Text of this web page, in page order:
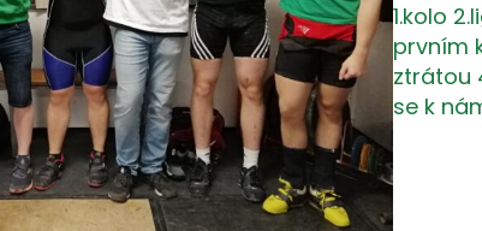
1.kolo
prvním
ztrátou
se k